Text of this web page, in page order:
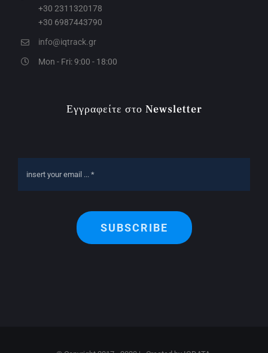
+30 2311320178
+30 6987443790
info@iqtrack.gr
Mon - Fri: 9:00 - 18:00
Εγγραφείτε στο Newsletter
SUBSCRIBE